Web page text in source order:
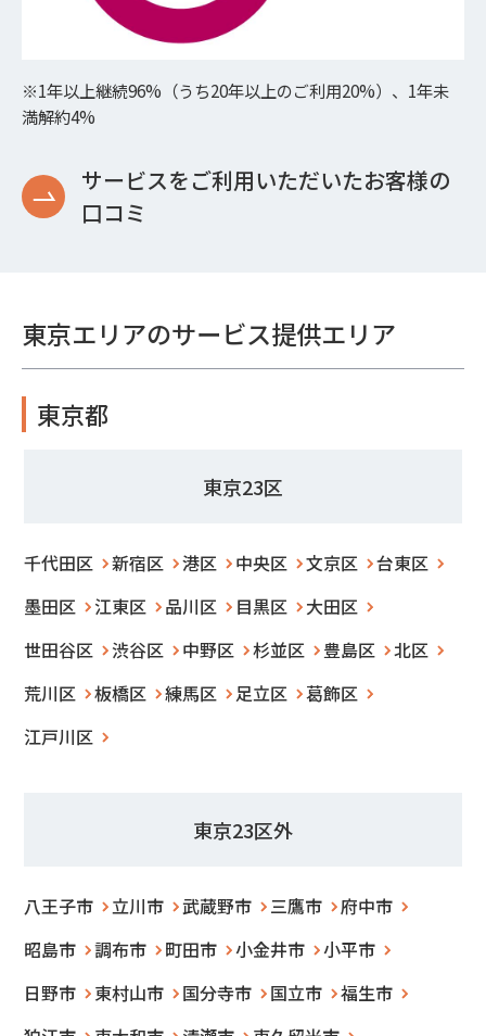
※1年以上継続96%（うち20年以上のご利用20%）、1年未
満解約4%
サービスをご利用いただいたお客様の
口コミ
東京エリアのサービス提供エリア
東京都
東京23区
千代田区 新宿区 港区 中央区 文京区
台東区
墨田区
江東区 品川区 目黒区
大田区
世田谷区
渋谷区 中野区 杉並区 豊島区
北区
荒川区
板橋区 練馬区 足立区
葛飾区
江戸川区
東京23区外
八王子市 立川市 武蔵野市 三鷹市
府中市
昭島市
調布市 町田市 小金井市
小平市
日野市
東村山市 国分寺市 国立市
福生市